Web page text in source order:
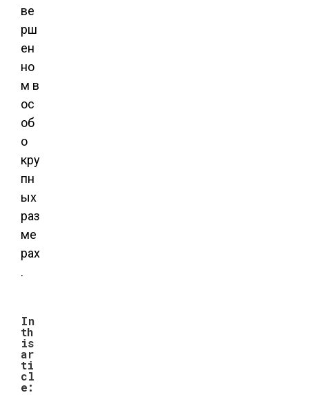
ве
рш
ен
но
м в
ос
об
о
кру
пн
ых
раз
ме
рах
.
In
th
is
ar
ti
cl
e: